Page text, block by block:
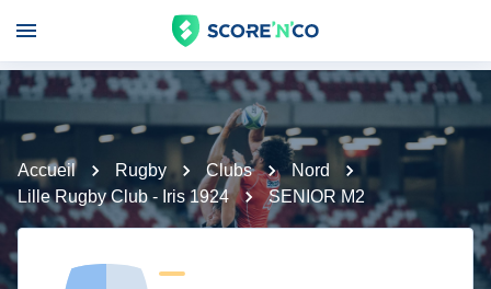
Accueil Rugby Clubs
Nord
Lille Rugby Club - Iris 1924
SENIOR M2